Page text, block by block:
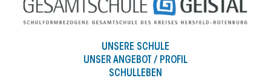
UNSERE SCHULE
UNSER ANGEBOT / PROFIL
SCHULLEBEN